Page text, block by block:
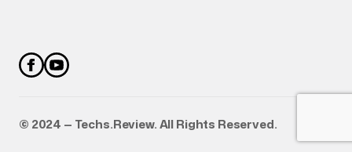
©️ 2024 — Techs.Review. All Rights Reserved.